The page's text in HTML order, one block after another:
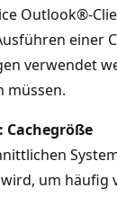
Outlook®-
verwendet
müssen.
um